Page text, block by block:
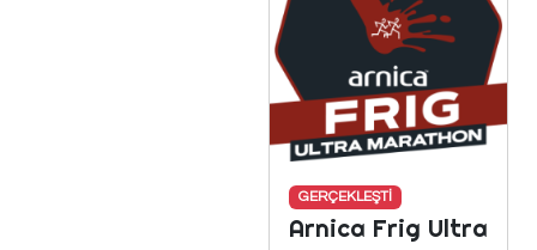
GERÇEKLEŞTİ
Arnica Frig Ultra